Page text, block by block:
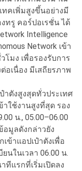
คเพิ่มสูงขึ้นอย่างมี
ทรู คอร์ปอเรชั่น ได้
Intelligence
Network เข้า
โมง เพื่อรองรับการ
อเนื่อง มีเสถียรภาพ
าตังสูงสุดทั่วประเทศ
าใช้งานสูงที่สุด รอง
น., 05.00–06.00
อมูลดังกล่าวยัง
ข้าแอปเป๋าตังเพื่อ
นในเวลา 06.00 น.
ทีแรกที่เริ่มเปิดลง